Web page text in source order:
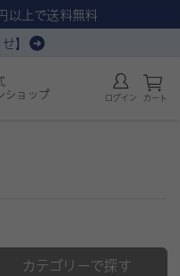
以上で送料無料
】
ショップ
ログイン カート
カテゴリーで探す